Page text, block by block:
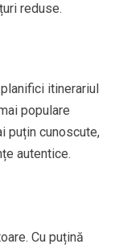
reduse.
itinerariul
populare
puțin cunoscute,
autentice.
Cu puțină